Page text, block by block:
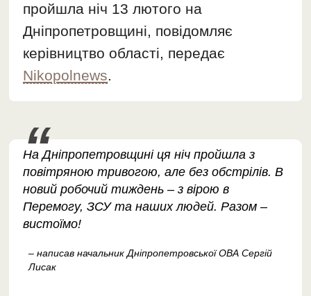
пройшла ніч 13 лютого на
Дніпропетровщині, повідомляє
керівництво області, передає
Nikopolnews.
На Дніпропетровщині ця ніч пройшла з
повітряною тривогою, але без обстрілів. В
новий робочий тиждень – з вірою в
Перемогу, ЗСУ та наших людей. Разом –
вистоїмо!
– написав начальник Дніпропетровської ОВА Сергій
Лисак